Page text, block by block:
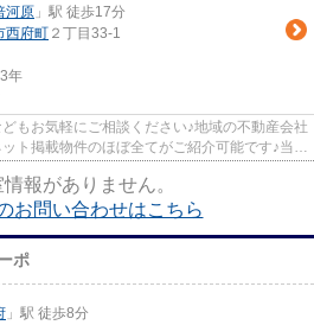
河原 」駅 徒歩17分
西府町 ２丁目33-1
年
もお気軽にご相談ください♪地域の不動産会社
ト掲載物件のほぼ全てがご紹介可能です♪当店
報がありません。
お問い合わせはこちら
ポ
」駅 徒歩8分